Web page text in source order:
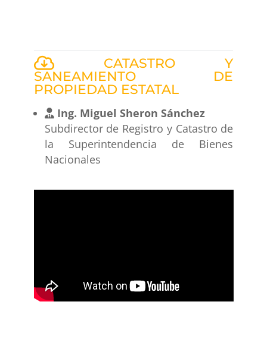
CATASTRO Y
SANEAMIENTO DE
PROPIEDAD ESTATAL
Ing. Miguel Sheron Sánchez
Subdirector de Registro y Catastro de
la Superintendencia de Bienes
Nacionales